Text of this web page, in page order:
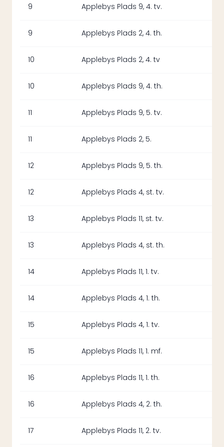
9 Applebys Plads 9, 4. tv.
9 Applebys Plads 2, 4. th.
10 Applebys Plads 2, 4. tv
10 Applebys Plads 9, 4. th.
11 Applebys Plads 9, 5. tv.
11 Applebys Plads 2, 5.
12 Applebys Plads 9, 5. th.
12 Applebys Plads 4, st. tv.
13 Applebys Plads 11, st. tv.
13 Applebys Plads 4, st. th.
14 Applebys Plads 11, 1. tv.
14 Applebys Plads 4, 1. th.
15 Applebys Plads 4, 1. tv.
15 Applebys Plads 11, 1. mf.
16 Applebys Plads 11, 1. th.
16 Applebys Plads 4, 2. th.
17 Applebys Plads 11, 2. tv.